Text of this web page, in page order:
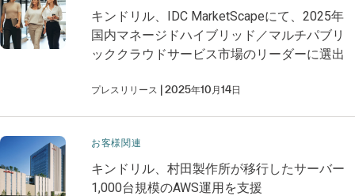
キンドリル、IDC MarketScapeにて、2025年
国内マネージドハイブリッド／マルチパブリ
ッククラウドサービス市場のリーダーに選出
プレスリリース 2025年10月14日
お客様関連
キンドリル、村田製作所が移行したサーバー
1,000台規模のAWS運用を支援